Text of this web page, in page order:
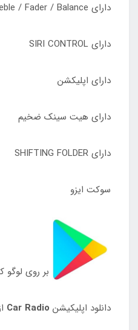
دارای Bass / Treble / Fader / Balance
دارای SIRI CONTROL
دارای اپلیکشن
دارای هیت سینک ضخیم
دارای SHIFTING FOLDER
سوکت ایزو
بر روی لوگو
دانلود اپلیکیشن Car Radio